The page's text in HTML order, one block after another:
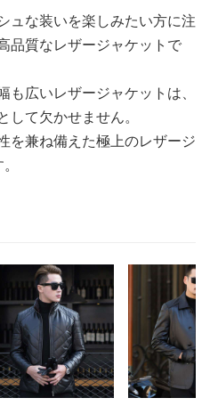
ュな装いを楽しみたい方に注
品質なレザージャケットで
広いレザージャケットは、
て欠かせません。
を兼ね備えた極上のレザージ